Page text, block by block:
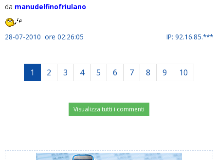
da manudelfinofriulano
28-07-2010 ore 02:26:05 IP: 92.16.85.***
1 2 3 4 5 6 7 8 9 10
Visualizza tutti i commenti